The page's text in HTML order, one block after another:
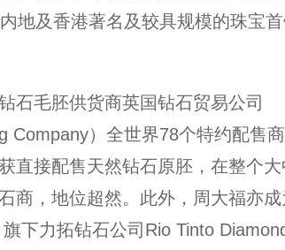
地及香港著名及较具规模的珠宝
石毛胚供货商英国钻石贸易公司
Company）全世界78个特约配售商
直接配售天然钻石原胚，在整个
商，地位超然。此外，周大福亦
下力拓钻石公司Rio Tinto